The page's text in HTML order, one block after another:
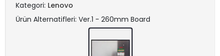
Kategori: Lenovo
Ürün Alternatifleri: Ver.1 - 260mm Board